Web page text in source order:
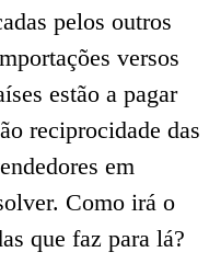
pelos outros
versos
estão a pagar
reciprocidade das
em
Como irá o
que faz para lá?